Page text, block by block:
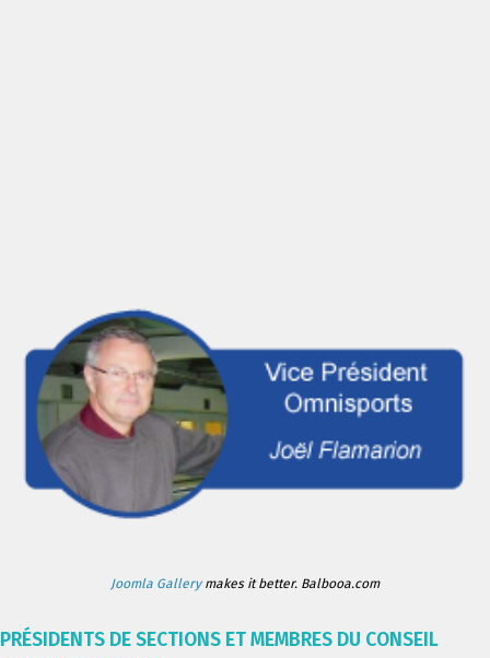
Joomla Gallerymakes it better. Balbooa.com
PRÉSIDENTS DE SECTIONS ET MEMBRES DU CONSEIL